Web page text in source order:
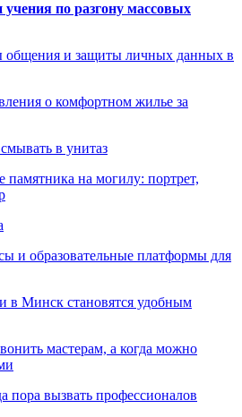
по разгону массовых
общения и защиты личных данных в
о комфортном жилье за
в унитаз
памятника на могилу: портрет,
и образовательные платформы для
в Минск становятся удобным
мастерам, а когда можно
пора вызвать профессионалов